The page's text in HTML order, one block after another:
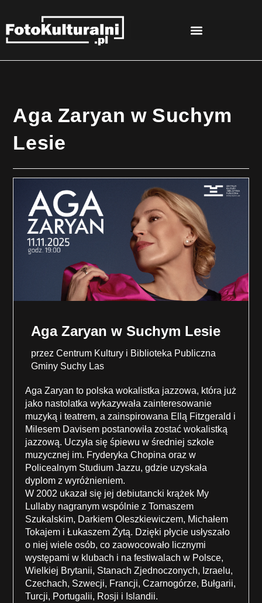
Aga Zaryan w Suchym
Lesie
Aga Zaryan w Suchym Lesie
przezCentrum Kultury i Biblioteka Publiczna
Gminy Suchy Las
Aga Zaryan to polska wokalistka jazzowa, która już
jako nastolatka wykazywała zainteresowanie
muzyką i teatrem, a zainspirowana Ellą Fitzgerald i
Milesem Davisem postanowiła zostać wokalistką
jazzową. Uczyła się śpiewu w średniej szkole
muzycznej im. Fryderyka Chopina oraz w
Policealnym Studium Jazzu, gdzie uzyskała
dyplom z wyróżnieniem.
W 2002 ukazał się jej debiutancki krążek My
Lullaby nagranym wspólnie z Tomaszem
Szukalskim, Darkiem Oleszkiewiczem, Michałem
Tokajem i Łukaszem Żytą. Dzięki płycie usłyszało
o niej wiele osób, co zaowocowało licznymi
występami w klubach i na festiwalach w Polsce,
Wielkiej Brytanii, Stanach Zjednoczonych, Izraelu,
Czechach, Szwecji, Francji, Czarnogórze, Bułgarii,
Turcji, Portugalii, Rosji i Islandii.